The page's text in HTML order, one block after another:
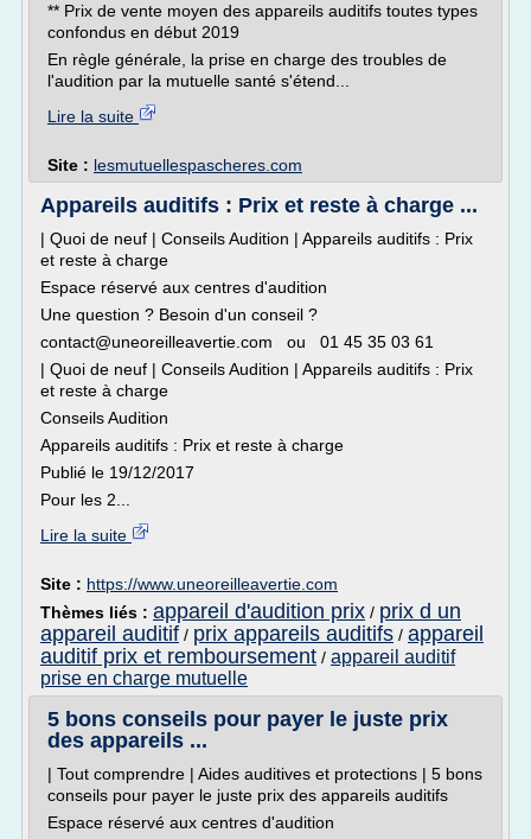
** Prix de vente moyen des appareils auditifs toutes types
confondus en début 2019
En règle générale, la prise en charge des troubles de
l'audition par la mutuelle santé s'étend...
Lire la suite
Site : lesmutuellespascheres.com
Appareils auditifs : Prix et reste à charge ...
| Quoi de neuf | Conseils Audition | Appareils auditifs : Prix
et reste à charge
Espace réservé aux centres d'audition
Une question ? Besoin d'un conseil ?
contact@uneoreilleavertie.com ou 01 45 35 03 61
| Quoi de neuf | Conseils Audition | Appareils auditifs : Prix
et reste à charge
Conseils Audition
Appareils auditifs : Prix et reste à charge
Publié le 19/12/2017
Pour les 2...
Lire la suite
Site : https://www.uneoreilleavertie.com
Thèmes liés : appareil d'audition prix / prix d un
appareil auditif / prix appareils auditifs / appareil
auditif prix et remboursement / appareil auditif
prise en charge mutuelle
5 bons conseils pour payer le juste prix
des appareils ...
| Tout comprendre | Aides auditives et protections | 5 bons
conseils pour payer le juste prix des appareils auditifs
Espace réservé aux centres d'audition